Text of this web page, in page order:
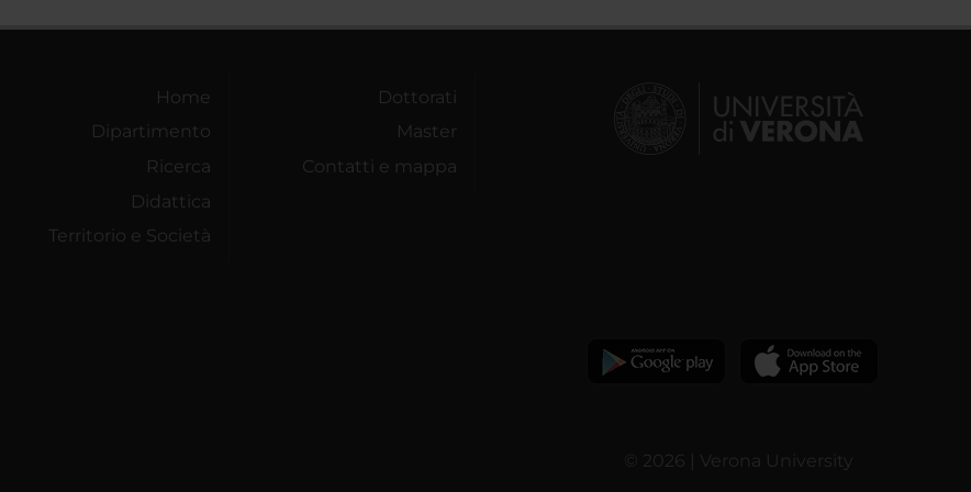
Home
Dipartimento
Ricerca
Didattica
Territorio e Società
Dottorati
Master
Contatti e mappa
© 2026 | Verona University